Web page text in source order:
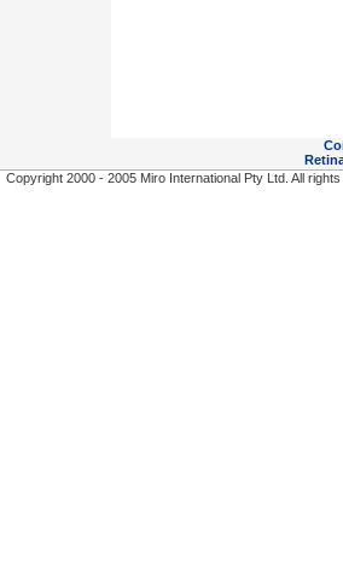
Copyright 2000 - 2005 Miro International Pty Ltd. All